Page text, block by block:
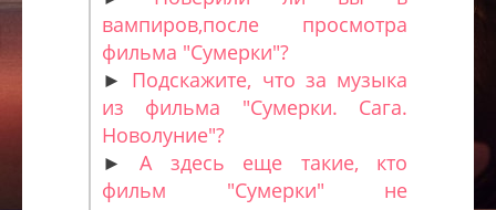
вампиров,после просмотра
фильма "Сумерки"?
► Подскажите, что за музыка
из фильма "Сумерки. Сага.
Новолуние"?
►А здесь еще такие, кто
фильм "Сумерки" не